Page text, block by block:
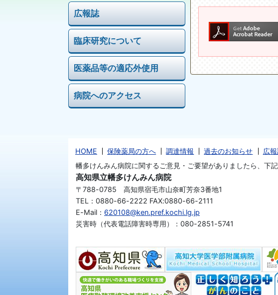
広報誌
臨床研究について
医薬品等の適応外使用
病院へのアクセス
HOME 保険薬局の方へ 調達情報 過去のお知らせ 広
幡多けんみん病院に関するご意見・ご要望がありましたら、下記
高知県立幡多けんみん病院
〒788-0785 高知県宿毛市山奈町芳奈3番地1
TEL：0880-66-2222 FAX:0880-66-2111
E-Mail： 620108@ken.pref.kochi.lg.jp
災害時（代表電話障害時専用）：080-2851-5741